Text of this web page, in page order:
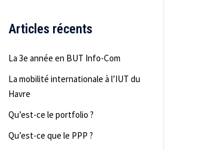
Articles récents
La 3e année en BUT Info-Com
La mobilité internationale à l’IUT du
Havre
Qu’est-ce le portfolio ?
Qu’est-ce que le PPP ?